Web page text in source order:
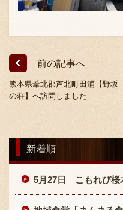
〒869-1107 熊本
前の記事へ
熊本県葦北郡芦北町田浦【野坂
の荘】へ訪問しました
新着順
5月27日 こもれび桜